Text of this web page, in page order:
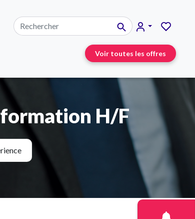
Voir toutes les offres
H/F